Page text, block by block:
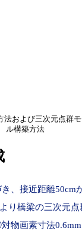
および三次元点群
ル構築方法
、接近距離50cm
り橋梁の三次元点
物画素寸法0.6mm